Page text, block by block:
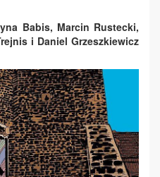
Babis, Marcin Rustecki,
i Daniel Grzeszkiewicz